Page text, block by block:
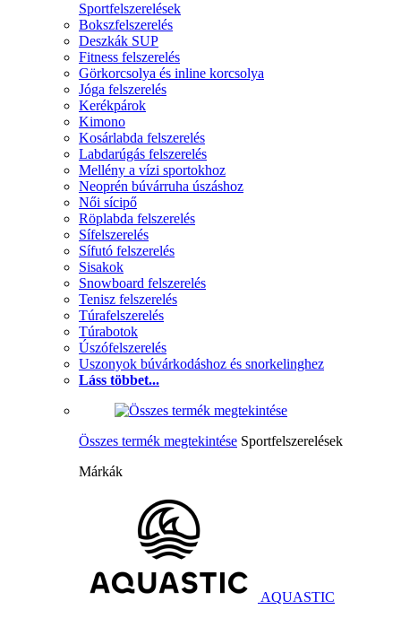
Sportfelszerelések
Bokszfelszerelés
Deszkák SUP
Fitness felszerelés
Görkorcsolya és inline korcsolya
Jóga felszerelés
Kerékpárok
Kimono
Kosárlabda felszerelés
Labdarúgás felszerelés
Mellény a vízi sportokhoz
Neoprén búvárruha úszáshoz
Női sícipő
Röplabda felszerelés
Sífelszerelés
Sífutó felszerelés
Sisakok
Snowboard felszerelés
Tenisz felszerelés
Túrafelszerelés
Túrabotok
Úszófelszerelés
Uszonyok búvárkodáshoz és snorkelinghez
Láss többet...
Összes termék megtekintése Sportfelszerelések
Márkák
AQUASTIC